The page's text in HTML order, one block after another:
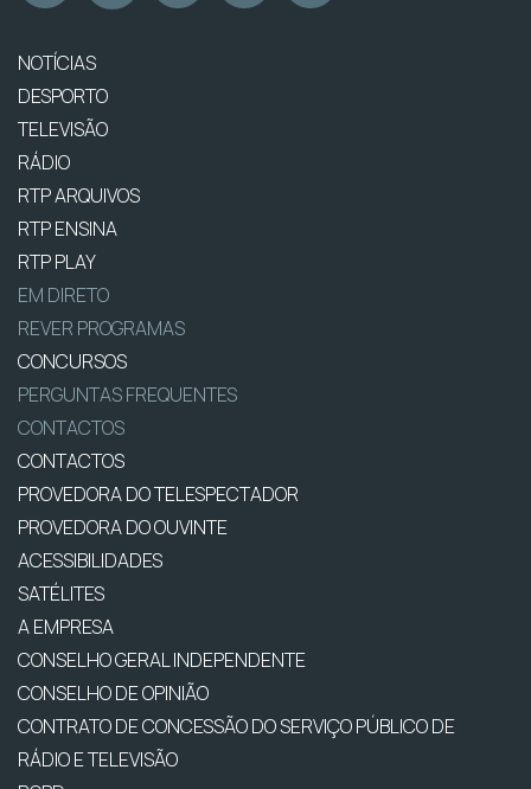
NOTÍCIAS
DESPORTO
TELEVISÃO
RÁDIO
RTP ARQUIVOS
RTP ENSINA
RTP PLAY
EM DIRETO
REVER PROGRAMAS
CONCURSOS
PERGUNTAS FREQUENTES
CONTACTOS
CONTACTOS
PROVEDORA DO TELESPECTADOR
PROVEDORA DO OUVINTE
ACESSIBILIDADES
SATÉLITES
A EMPRESA
CONSELHO GERAL INDEPENDENTE
CONSELHO DE OPINIÃO
CONTRATO DE CONCESSÃO DO SERVIÇO PÚBLICO DE
RÁDIO E TELEVISÃO